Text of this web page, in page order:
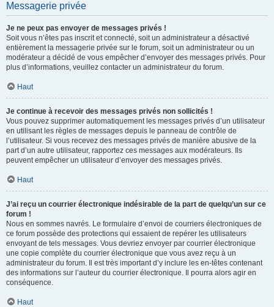
Messagerie privée
Je ne peux pas envoyer de messages privés !
Soit vous n’êtes pas inscrit et connecté, soit un administrateur a désactivé
entièrement la messagerie privée sur le forum, soit un administrateur ou un
modérateur a décidé de vous empêcher d’envoyer des messages privés. Pour
plus d’informations, veuillez contacter un administrateur du forum.
Haut
Je continue à recevoir des messages privés non sollicités !
Vous pouvez supprimer automatiquement les messages privés d’un utilisateur
en utilisant les règles de messages depuis le panneau de contrôle de
l’utilisateur. Si vous recevez des messages privés de manière abusive de la
part d’un autre utilisateur, rapportez ces messages aux modérateurs. Ils
peuvent empêcher un utilisateur d’envoyer des messages privés.
Haut
J’ai reçu un courrier électronique indésirable de la part de quelqu’un sur ce
forum !
Nous en sommes navrés. Le formulaire d’envoi de courriers électroniques de
ce forum possède des protections qui essaient de repérer les utilisateurs
envoyant de tels messages. Vous devriez envoyer par courrier électronique
une copie complète du courrier électronique que vous avez reçu à un
administrateur du forum. Il est très important d’y inclure les en-têtes contenant
des informations sur l’auteur du courrier électronique. Il pourra alors agir en
conséquence.
Haut